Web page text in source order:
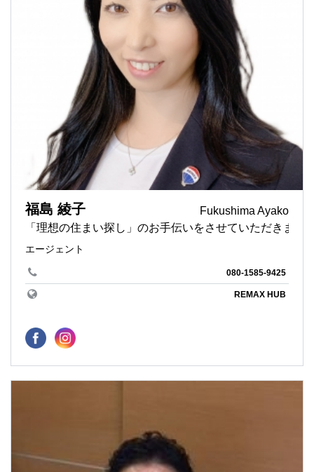
福島 綾子
Fukushima Ayako
「理想の住まい探し」のお手伝いをさせていただきます♪
エージェント
080-1585-9425
REMAX HUB